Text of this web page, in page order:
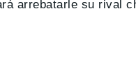
arrebatarle su rival